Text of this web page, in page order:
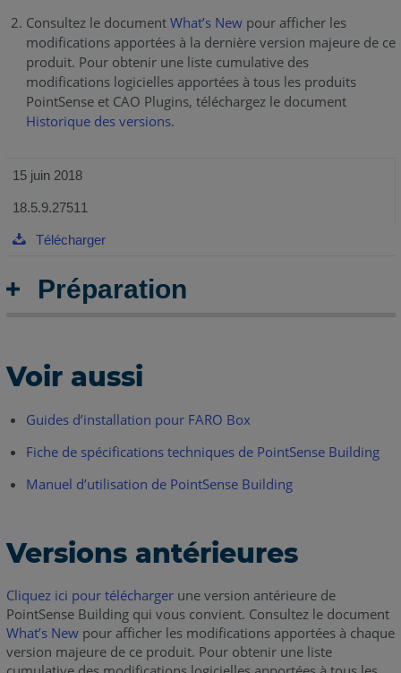
Consultez le document What’s Newpour afficher les
modifications apportées à la dernière version majeure de ce
produit. Pour obtenir une liste cumulative des
modifications logicielles apportées à tous les produits
PointSense et CAO Plugins, téléchargez le document
Historique des versions.
15 juin 2018
18.5.9.27511
Télécharger
Préparation
Voir aussi
Guides d’installation pour FARO Box
Fiche de spécifications techniques de PointSense Building
Manuel d’utilisation de PointSense Building
Versions antérieures
Cliquez ici pour téléchargerune version antérieure de
PointSense Building qui vous convient. Consultez le document
What’s Newpour afficher les modifications apportées à chaque
version majeure de ce produit. Pour obtenir une liste